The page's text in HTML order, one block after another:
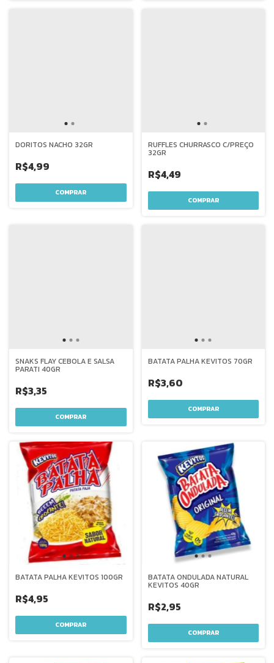
DORITOS NACHO 32GR
R$4,99
RUFFLES CHURRASCO C/PREÇO
32GR
R$4,49
SNAKS FLAY CEBOLA E SALSA
PARATI 40GR
R$3,35
BATATA PALHA KEVITOS 70GR
R$3,60
BATATA PALHA KEVITOS 100GR
R$4,95
BATATA ONDULADA NATURAL
KEVITOS 40GR
R$2,95